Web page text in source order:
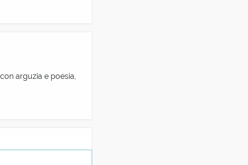
arguzia e poesia,